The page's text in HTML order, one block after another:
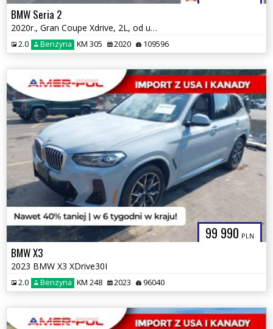
BMW Seria 2
2020r., Gran Coupe Xdrive, 2L, od ubezpieczalni
2.0 Benzyna KM 305 2020 109596
99 990 PLN
BMW X3
2023 BMW X3 XDrive30I
2.0 Benzyna KM 248 2023 96040